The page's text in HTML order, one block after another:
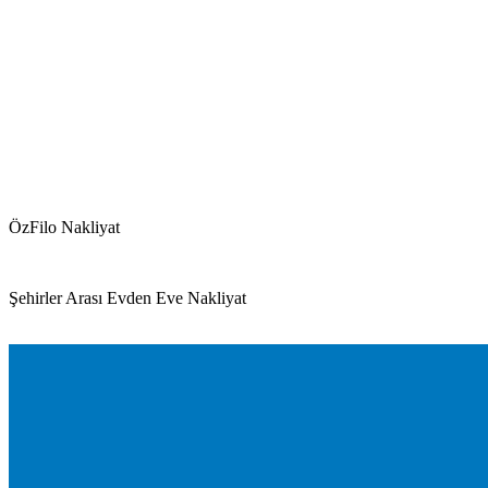
ÖzFilo Nakliyat
Şehirler Arası Evden Eve Nakliyat